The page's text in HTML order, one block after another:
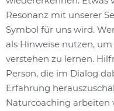
Resonanz mit unserer
Symbol für uns wird.
als Hinweise nutzen,
verstehen zu lernen.
Person, die im Dialog
Erfahrung
Naturcoaching